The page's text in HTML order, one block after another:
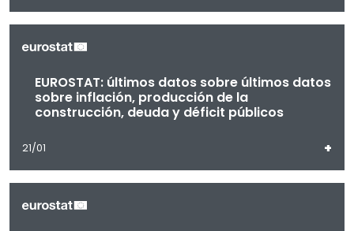
EUROSTAT: últimos datos sobre últimos datos
sobre inflación, producción de la
construcción, deuda y déficit públicos
21/01 +